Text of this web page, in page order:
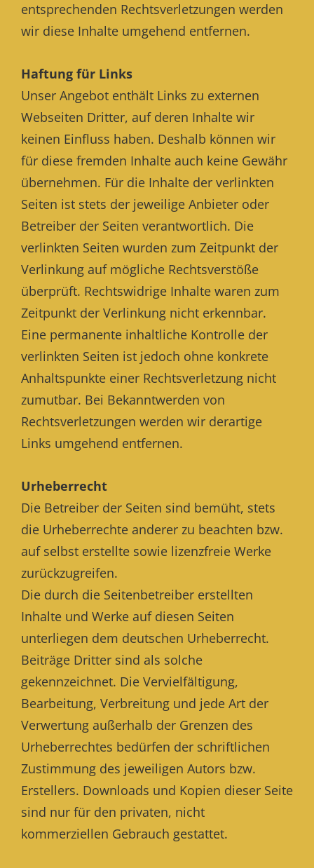
entsprechenden Rechtsverletzungen werden
wir diese Inhalte umgehend entfernen.
Haftung für Links
Unser Angebot enthält Links zu externen
Webseiten Dritter, auf deren Inhalte wir
keinen Einfluss haben. Deshalb können wir
für diese fremden Inhalte auch keine Gewähr
übernehmen. Für die Inhalte der verlinkten
Seiten ist stets der jeweilige Anbieter oder
Betreiber der Seiten verantwortlich. Die
verlinkten Seiten wurden zum Zeitpunkt der
Verlinkung auf mögliche Rechtsverstöße
überprüft. Rechtswidrige Inhalte waren zum
Zeitpunkt der Verlinkung nicht erkennbar.
Eine permanente inhaltliche Kontrolle der
verlinkten Seiten ist jedoch ohne konkrete
Anhaltspunkte einer Rechtsverletzung nicht
zumutbar. Bei Bekanntwerden von
Rechtsverletzungen werden wir derartige
Links umgehend entfernen.
Urheberrecht
Die Betreiber der Seiten sind bemüht, stets
die Urheberrechte anderer zu beachten bzw.
auf selbst erstellte sowie lizenzfreie Werke
zurückzugreifen.
Die durch die Seitenbetreiber erstellten
Inhalte und Werke auf diesen Seiten
unterliegen dem deutschen Urheberrecht.
Beiträge Dritter sind als solche
gekennzeichnet. Die Vervielfältigung,
Bearbeitung, Verbreitung und jede Art der
Verwertung außerhalb der Grenzen des
Urheberrechtes bedürfen der schriftlichen
Zustimmung des jeweiligen Autors bzw.
Erstellers. Downloads und Kopien dieser Seite
sind nur für den privaten, nicht
kommerziellen Gebrauch gestattet.